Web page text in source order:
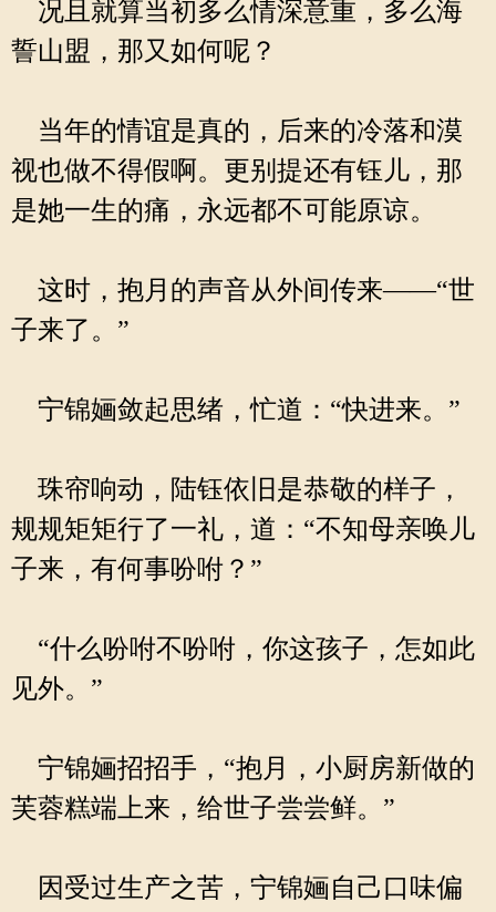
况且就算当初多么情深意重，多么海
誓山盟，那又如何呢？
当年的情谊是真的，后来的冷落和漠
视也做不得假啊。更别提还有钰儿，那
是她一生的痛，永远都不可能原谅。
这时，抱月的声音从外间传来——“世
子来了。”
宁锦婳敛起思绪，忙道：“快进来。”
珠帘响动，陆钰依旧是恭敬的样子，
规规矩矩行了一礼，道：“不知母亲唤儿
子来，有何事吩咐？”
“什么吩咐不吩咐，你这孩子，怎如此
见外。”
宁锦婳招招手，“抱月，小厨房新做的
芙蓉糕端上来，给世子尝尝鲜。”
因受过生产之苦，宁锦婳自己口味偏